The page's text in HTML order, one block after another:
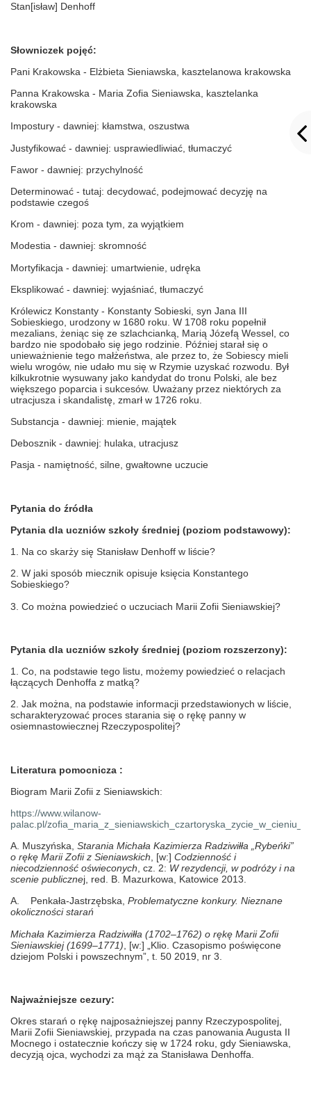
Stan[isław] Denhoff
Słowniczek pojęć:
Pani Krakowska - Elżbieta Sieniawska, kasztelanowa krakowska
Panna Krakowska - Maria Zofia Sieniawska, kasztelanka
krakowska
Impostury - dawniej: kłamstwa, oszustwa
Justyfikować - dawniej: usprawiedliwiać, tłumaczyć
Fawor - dawniej: przychylność
Determinować - tutaj: decydować, podejmować decyzję na
podstawie czegoś
Krom - dawniej: poza tym, za wyjątkiem
Modestia - dawniej: skromność
Mortyfikacja - dawniej: umartwienie, udręka
Eksplikować - dawniej: wyjaśniać, tłumaczyć
Królewicz Konstanty - Konstanty Sobieski, syn Jana III
Sobieskiego, urodzony w 1680 roku. W 1708 roku popełnił
mezalians, żeniąc się ze szlachcianką, Marią Józefą Wessel, co
bardzo nie spodobało się jego rodzinie. Później starał się o
unieważnienie tego małżeństwa, ale przez to, że Sobiescy mieli
wielu wrogów, nie udało mu się w Rzymie uzyskać rozwodu. Był
kilkukrotnie wysuwany jako kandydat do tronu Polski, ale bez
większego poparcia i sukcesów. Uważany przez niektórych za
utracjusza i skandalistę, zmarł w 1726 roku.
Substancja - dawniej: mienie, majątek
Debosznik - dawniej: hulaka, utracjusz
Pasja - namiętność, silne, gwałtowne uczucie
Pytania do źródła
Pytania dla uczniów szkoły średniej (poziom podstawowy):
1. Na co skarży się Stanisław Denhoff w liście?
2. W jaki sposób miecznik opisuje księcia Konstantego
Sobieskiego?
3. Co można powiedzieć o uczuciach Marii Zofii Sieniawskiej?
Pytania dla uczniów szkoły średniej (poziom rozszerzony):
1. Co, na podstawie tego listu, możemy powiedzieć o relacjach
łączących Denhoffa z matką?
2. Jak można, na podstawie informacji przedstawionych w liście,
scharakteryzować proces starania się o rękę panny w
osiemnastowiecznej Rzeczypospolitej?
Literatura pomocnicza :
Biogram Marii Zofii z Sieniawskich:
https://www.wilanow-
palac.pl/
A. Muszyńska, Starania Michała Kazimierza Radziwiłła „Rybeńki”
o rękę Marii Zofii z Sieniawskich, [w:] Codzienność i
niecodzienność oświeconych, cz. 2: W rezydencji, w podróży i na
scenie publicznej, red. B. Mazurkowa, Katowice 2013.
A. Penkała-Jastrzębska, Problematyczne konkury. Nieznane
okoliczności starań
Michała Kazimierza Radziwiłła (1702–1762) o rękę Marii Zofii
Sieniawskiej (1699–1771) , [w:] „Klio. Czasopismo poświęcone
dziejom Polski i powszechnym”, t. 50 2019, nr 3.
Najważniejsze cezury:
Okres starań o rękę najposażniejszej panny Rzeczypospolitej,
Marii Zofii Sieniawskiej, przypada na czas panowania Augusta II
Mocnego i ostatecznie kończy się w 1724 roku, gdy Sieniawska,
decyzją ojca, wychodzi za mąż za Stanisława Denhoffa.